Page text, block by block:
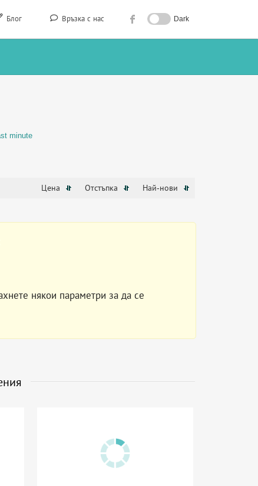
Блог Връзка с нас Dark
minute
Цена Отстъпка Най-нови
някои параметри за да се